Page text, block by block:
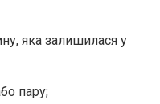
яка залишилася у
пару;